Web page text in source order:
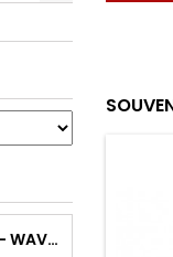
LEATHERMAN - WAVE PLUS AVEC ÉTUI - NOIR